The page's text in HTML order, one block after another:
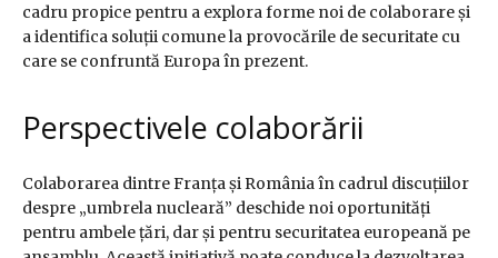
cadru propice pentru a explora forme noi de colaborare și
a identifica soluții comune la provocările de securitate cu
care se confruntă Europa în prezent.
Perspectivele colaborării
Colaborarea dintre Franța și România în cadrul discuțiilor
despre „umbrela nucleară” deschide noi oportunități
pentru ambele țări, dar și pentru securitatea europeană pe